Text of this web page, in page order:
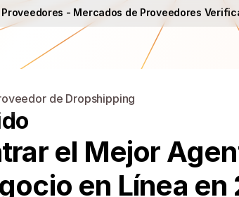
Proveedores - Mercados de Proveedores
de Dropshipping
el Mejor
en Línea en